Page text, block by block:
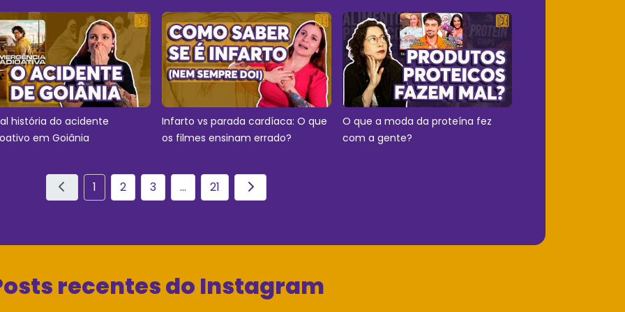
história do acidente
em Goiânia
Infarto vs parada cardíaca: O que
os filmes ensinam errado?
O que a moda da proteína fez
com a gente?
1 2 3 ... 21
recentes do Instagram